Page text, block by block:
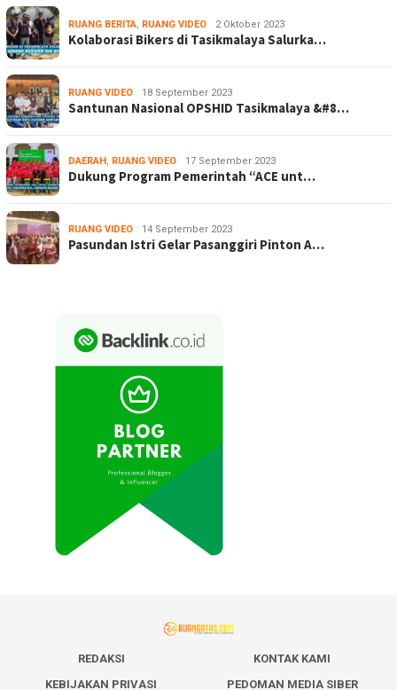
RUANG BERITA RUANG VIDEO 2 Oktober 2023
Kolaborasi Bikers di Tasikmalaya Salurka…
RUANG VIDEO 18 September 2023
Santunan Nasional OPSHID Tasikmalaya &#8…
DAERAH RUANG VIDEO 17 September 2023
Dukung Program Pemerintah “ACE unt…
RUANG VIDEO 14 September 2023
Pasundan Istri Gelar Pasanggiri Pinton A…
REDAKSI
KONTAK KAMI
KEBIJAKAN PRIVASI
PEDOMAN MEDIA SIBER